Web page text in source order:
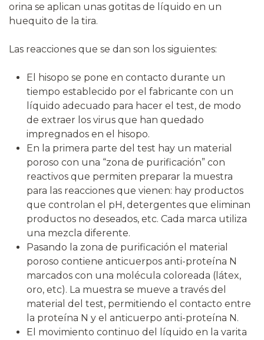
orina se aplican unas gotitas de líquido en un
huequito de la tira.
Las reacciones que se dan son los siguientes:
El hisopo se pone en contacto durante un
tiempo establecido por el fabricante con un
líquido adecuado para hacer el test, de modo
de extraer los virus que han quedado
impregnados en el hisopo.
En la primera parte del test hay un material
poroso con una “zona de purificación” con
reactivos que permiten preparar la muestra
para las reacciones que vienen: hay productos
que controlan el pH, detergentes que eliminan
productos no deseados, etc. Cada marca utiliza
una mezcla diferente.
Pasando la zona de purificación el material
poroso contiene anticuerpos anti-proteína N
marcados con una molécula coloreada (látex,
oro, etc). La muestra se mueve a través del
material del test, permitiendo el contacto entre
la proteína N y el anticuerpo anti-proteína N.
El movimiento continuo del líquido en la varita